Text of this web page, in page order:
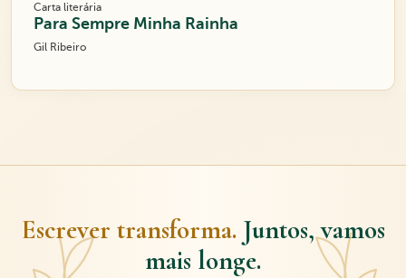
Carta literária
Para Sempre Minha Rainha
Gil Ribeiro
Escrever transforma. Juntos, vamos
mais longe.